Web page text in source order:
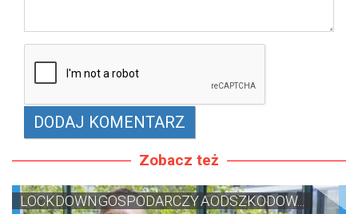
Zobacz też
LOCKDOWN GOSPODARCZY A ODSZKODOW...